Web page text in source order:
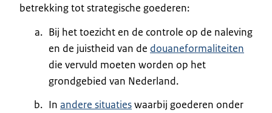
betrekking tot strategische goederen:
Bij het toezicht en de controle op de naleving
en de juistheid van de douaneformaliteiten
die vervuld moeten worden op het
grondgebied van Nederland.
In andere situatieswaarbij goederen onder